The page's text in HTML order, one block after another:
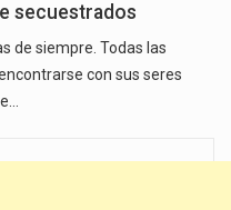
secuestrados
de siempre. Todas las
con sus seres